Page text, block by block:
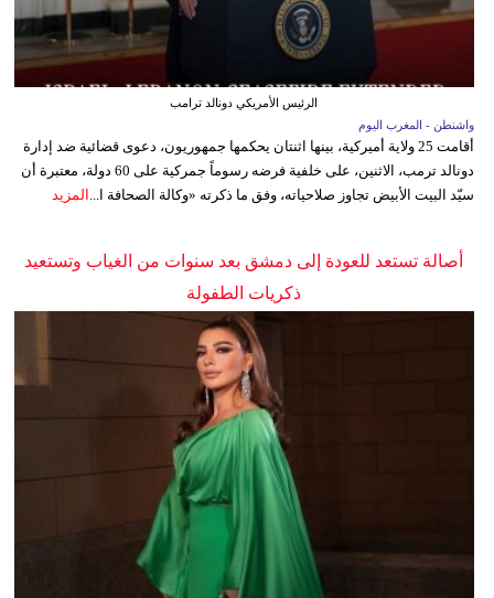
الرئيس الأمريكي دونالد ترامب
واشنطن - المغرب اليوم
أقامت 25 ولاية أميركية، بينها اثنتان يحكمها جمهوريون، دعوى قضائية ضد إدارة
دونالد ترمب، الاثنين، على خلفية فرضه رسوماً جمركية على 60 دولة، معتبرة أن
سيّد البيت الأبيض تجاوز صلاحياته، وفق ما ذكرته «وكالة الصحافة ا... المزيد
أصالة تستعد للعودة إلى دمشق بعد سنوات من الغياب وتستعيد
ذكريات الطفولة